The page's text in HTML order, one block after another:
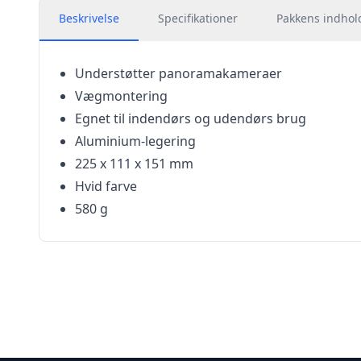
Beskrivelse Specifikationer Pakkens
Understøtter panoramakameraer
Vægmontering
Egnet til indendørs og udendørs brug
Aluminium-legering
225 x 111 x 151 mm
Hvid farve
580 g